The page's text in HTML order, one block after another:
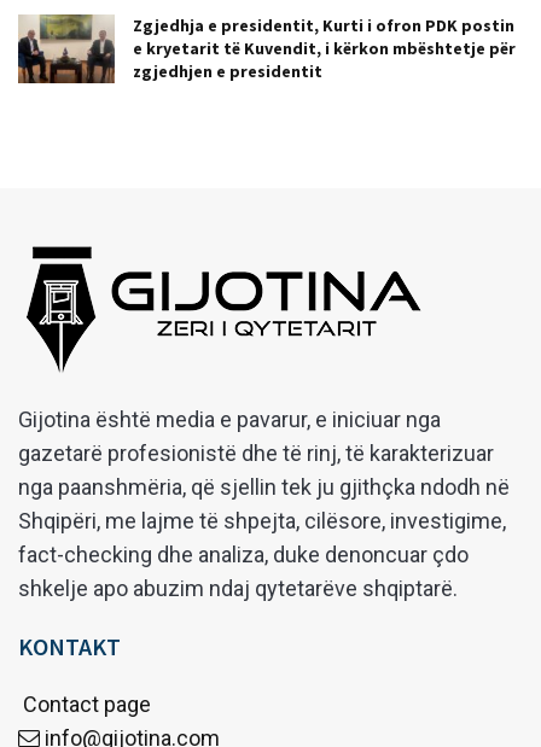
Zgjedhja e presidentit, Kurti i ofron PDK postin
e kryetarit të Kuvendit, i kërkon mbështetje për
zgjedhjen e presidentit
Gijotina është media e pavarur, e iniciuar nga
gazetarë profesionistë dhe të rinj, të karakterizuar
nga paanshmëria, që sjellin tek ju gjithçka ndodh në
Shqipëri, me lajme të shpejta, cilësore, investigime,
fact-checking dhe analiza, duke denoncuar çdo
shkelje apo abuzim ndaj qytetarëve shqiptarë.
KONTAKT
Contact page
info@gijotina.com